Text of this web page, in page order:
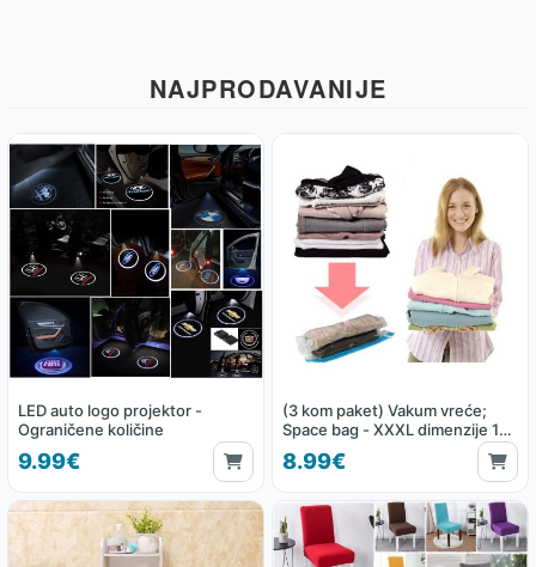
NAJPRODAVANIJE
LED auto logo projektor -
Ograničene količine
9.99€
(3 kom paket) Vakum vreće;
Space bag - XXXL dimenzije 130
x 100 cm
8.99€